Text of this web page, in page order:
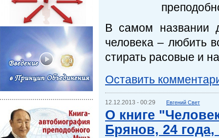
В самом названии
человека – любить
стирать расовые и
Оставить
12.12.2013 - 00:29 Евгений Свет
О книге
Брянов, 24